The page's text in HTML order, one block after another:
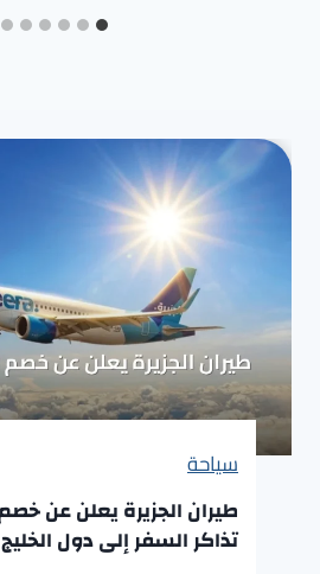
سياحة
تذاكر السفر إلى دول الخليج